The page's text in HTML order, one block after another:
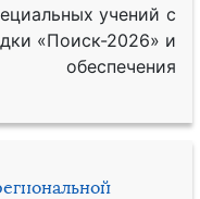
учений с
«Поиск-2026» и
обеспечения